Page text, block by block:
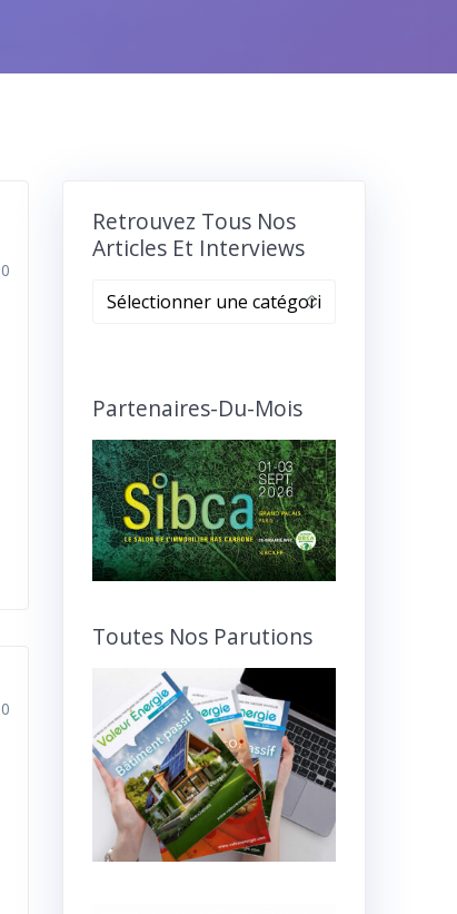
0
0
Retrouvez Tous Nos
Articles Et Interviews
Retrouvez
et
Partenaires-Du-Mois
Toutes Nos Parutions